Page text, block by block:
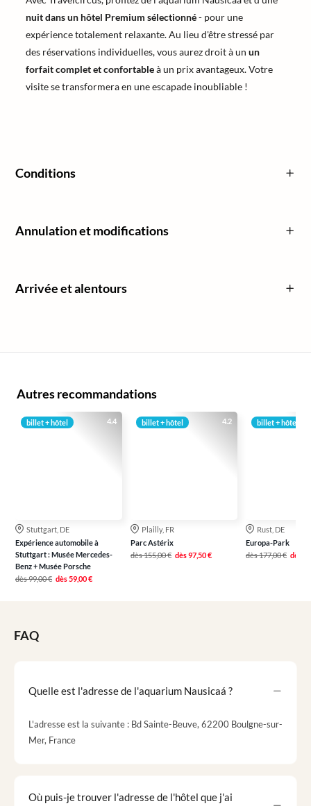
nuit dans un hôtel Premium sélectionné- pour une
expérience totalement relaxante. Au lieu d'être stressé par
des réservations individuelles, vous aurez droit à un un
forfait complet et confortableà un prix avantageux. Votre
visite se transformera en une escapade inoubliable !
Conditions
Annulation et modifications
Arrivée et alentours
Autres recommandations
4.4
billet + hôtel
Stuttgart, DE
Expérience automobile à
Stuttgart : Musée Mercedes-
Benz + Musée Porsche
dès99,00 € dès59,00 €
4.2
billet + hôtel
Plailly, FR
Parc Astérix
dès155,00 € dès97,50 €
billet + hôtel
Rust, DE
Europa-Park
dès177,00 € dès
FAQ
Quelle est l'adresse de l'aquarium Nausicaá ?
L'adresse est la suivante : Bd Sainte-Beuve, 62200 Boulgne-sur-
Mer, France
Où puis-je trouver l'adresse de l'hôtel que j'ai